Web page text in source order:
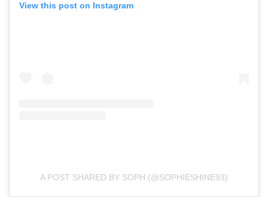
View this post on Instagram
A POST SHARED BY SOPH (@SOPHIESHINE93)